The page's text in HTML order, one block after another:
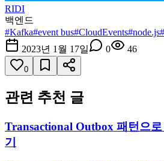
RIDI
백엔드
#Kafka#event bus#CloudEvents#node.js#
2023년 1월 17일
0 46
0
관련 추천 글
Transactional Outbox 패턴으
기